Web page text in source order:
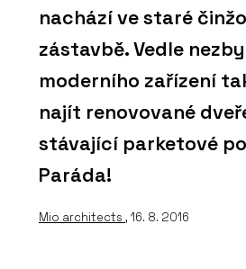
nachází ve staré
zástavbě. Vedle
moderního zařízení
najít renovované
stávající parketové
Paráda!
Mio architects , 16. 8. 2016